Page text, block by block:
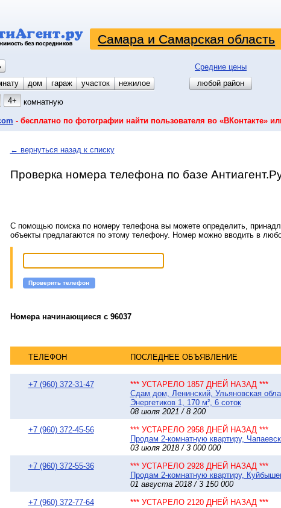
Самара и Самарская область
Средние цены
койко-место
дом гараж участок
нежилое
4+ комнатную
любой район
- бесплатно по фотографии найти пользователя во «ВКонтакте»
← вернуться назад к списку
Проверка номера телефона по базе
С помощью поиска по номеру телефона вы можете определить,
объекты предлагаются по этому телефону. Номер можно вводить в
Проверить телефон
Номера начинающиеся с 96037
ТЕЛЕФОН ПОСЛЕДНЕЕ ОБЪЯВЛЕНИЕ
+7 (960) 372-31-47
*** УСТАРЕЛО 1857 ДНЕЙ НАЗАД ***
Сдам дом, Ленинский, Ульяновская
Энергетиков 1, 170 м², 6 соток
08 июля 2021 / 8 200
+7 (960) 372-45-56
*** УСТАРЕЛО 2958 ДНЕЙ НАЗАД ***
Продам 2-комнатную квартиру,
03 июля 2018 / 3 000 000
+7 (960) 372-55-36
*** УСТАРЕЛО 2928 ДНЕЙ НАЗАД ***
Продам 2-комнатную квартиру,
01 августа 2018 / 3 150 000
+7 (960) 372-77-64
*** УСТАРЕЛО 2120 ДНЕЙ НАЗАД ***